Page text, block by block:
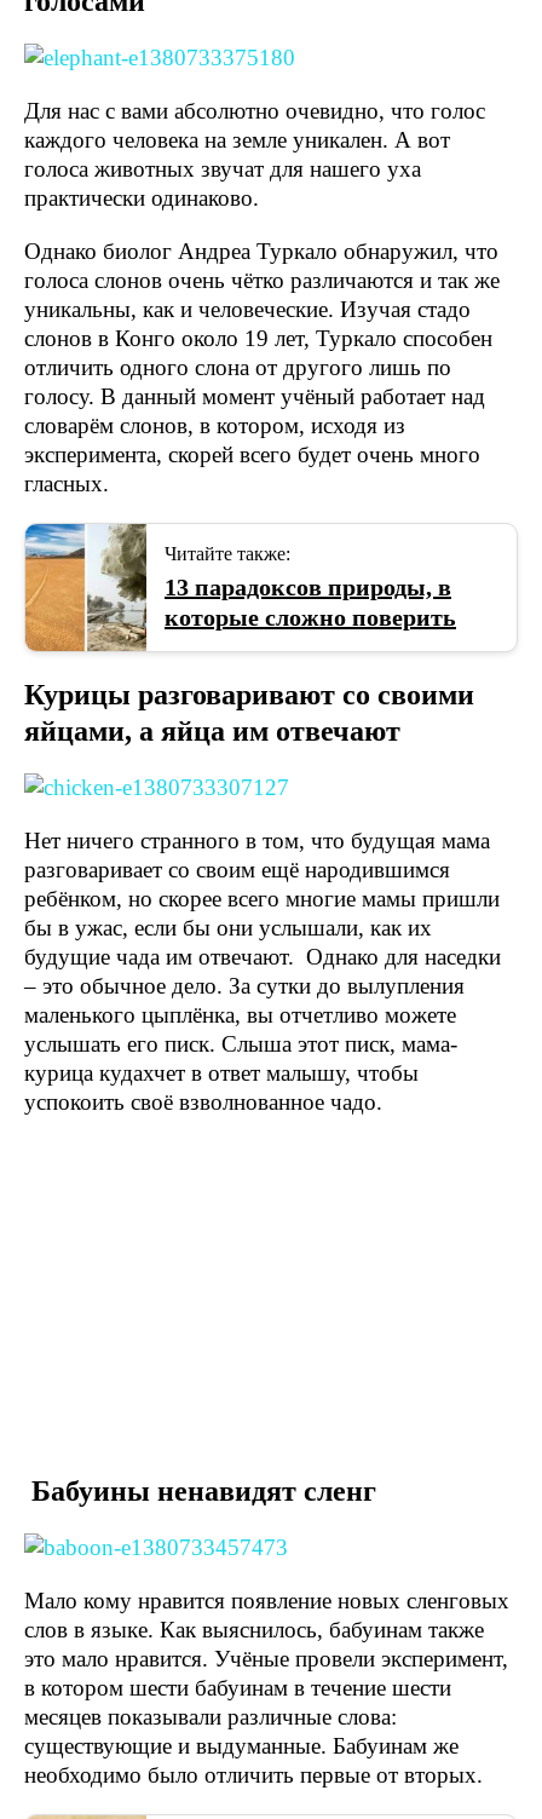
Для нас с вами абсолютно очевидно, что голос
каждого человека на земле уникален. А вот
голоса животных звучат для нашего уха
практически одинаково.
Однако биолог Андреа Туркало обнаружил, что
голоса слонов очень чётко различаются и так же
уникальны, как и человеческие. Изучая стадо
слонов в Конго около 19 лет, Туркало способен
отличить одного слона от другого лишь по
голосу. В данный момент учёный работает над
словарём слонов, в котором, исходя из
эксперимента, скорей всего будет очень много
гласных.
Читайте также:
13 парадоксов природы, в
которые сложно поверить
Курицы разговаривают со своими
яйцами, а яйца им отвечают
Нет ничего странного в том, что будущая мама
разговаривает со своим ещё народившимся
ребёнком, но скорее всего многие мамы пришли
бы в ужас, если бы они услышали, как их
будущие чада им отвечают. Однако для наседки
– это обычное дело. За сутки до вылупления
маленького цыплёнка, вы отчетливо можете
услышать его писк. Слыша этот писк, мама-
курица кудахчет в ответ малышу, чтобы
успокоить своё взволнованное чадо.
Бабуины ненавидят сленг
Мало кому нравится появление новых сленговых
слов в языке. Как выяснилось, бабуинам также
это мало нравится. Учёные провели эксперимент,
в котором шести бабуинам в течение шести
месяцев показывали различные слова:
существующие и выдуманные. Бабуинам же
необходимо было отличить первые от вторых.